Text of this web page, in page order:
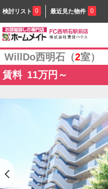
検討リスト 0 最近見た物件 0
WillDo西明石（2室）
賃料 11万円～